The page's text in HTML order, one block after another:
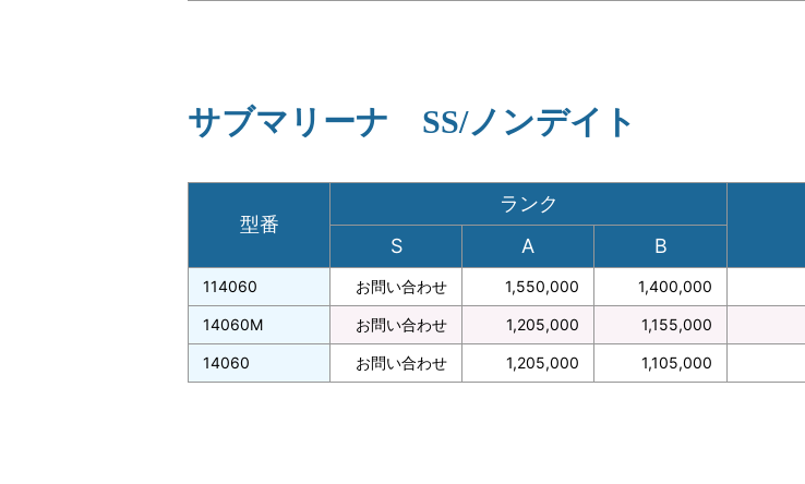
サブマリーナ SS/ノンデイト
型番
ランク
S
A B
114060 お問い合わせ 1,550,000 1,400,000
14060M お問い合わせ 1,205,000 1,155,000
14060 お問い合わせ 1,205,000 1,105,000